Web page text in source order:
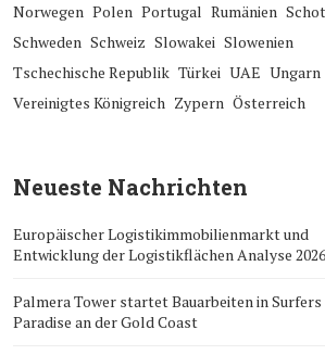
Norwegen Polen Portugal Rumänien
Schweden Schweiz Slowakei Slowenien
Tschechische Republik Türkei UAE Ungarn
Vereinigtes Königreich Zypern Österreich
Neueste Nachrichten
Europäischer Logistikimmobilienmarkt und
Entwicklung der Logistikflächen Analyse 2026
Palmera Tower startet Bauarbeiten in Surfers
Paradise an der Gold Coast